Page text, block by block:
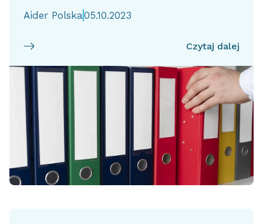
Aider Polska05.10.2023
Czytaj dalej